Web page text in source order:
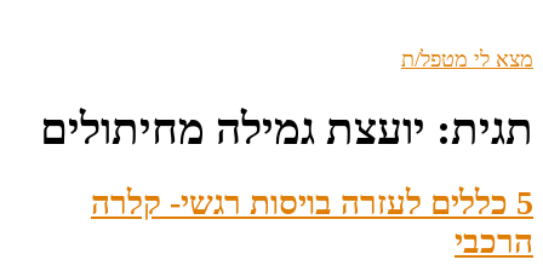
מצא לי מטפל/ת
תגית: יועצת גמילה מחיתולים
5 כללים לעזרה בויסות רגשי- קלרה
הרכבי